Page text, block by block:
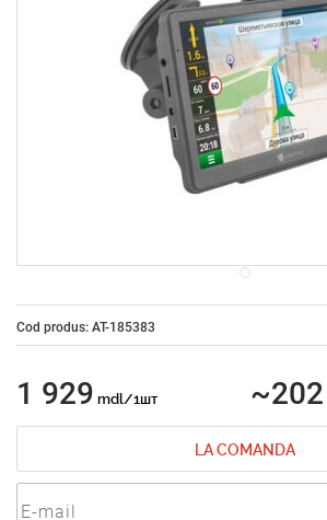
Cod produs: AT-185383
1 929 mdl/1шт ~202
LA COMANDA